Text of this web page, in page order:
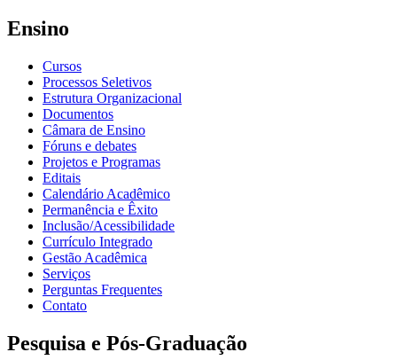
Ensino
Cursos
Processos Seletivos
Estrutura Organizacional
Documentos
Câmara de Ensino
Fóruns e debates
Projetos e Programas
Editais
Calendário Acadêmico
Permanência e Êxito
Inclusão/Acessibilidade
Currículo Integrado
Gestão Acadêmica
Serviços
Perguntas Frequentes
Contato
Pesquisa e Pós-Graduação